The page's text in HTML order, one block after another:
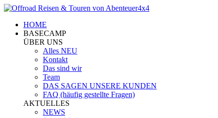
HOME
BASECAMP
ÜBER UNS
Alles NEU
Kontakt
Das sind wir
Team
DAS SAGEN UNSERE KUNDEN
FAQ (häufig gestellte Fragen)
AKTUELLES
NEWS